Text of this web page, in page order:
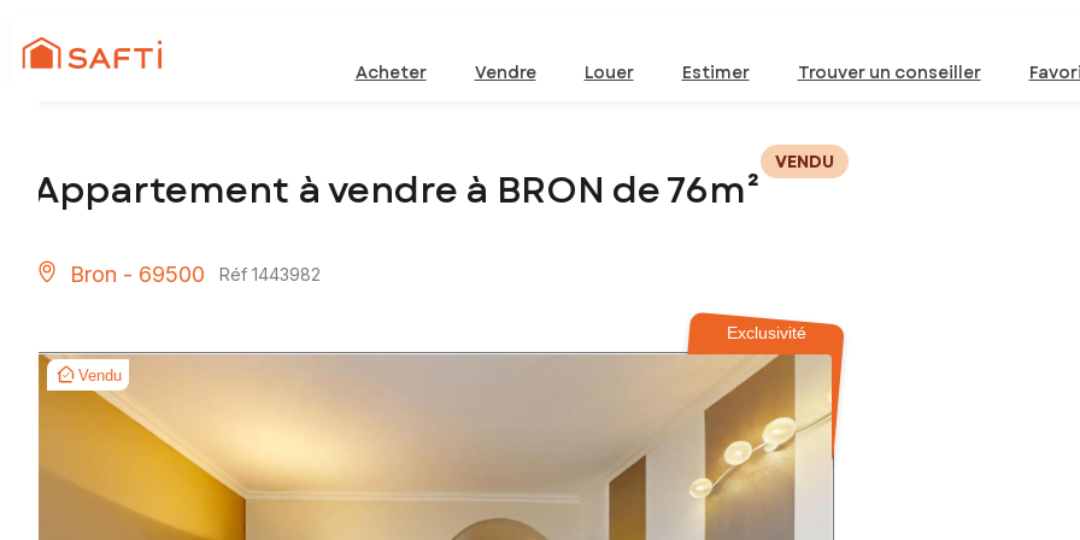
Acheter Vendre Louer Estimer Trouver un conseiller
Appartement à vendre à BRON de 76m²
VENDU
Bron - 69500 Réf 1443982
Exclusivité
Vendu